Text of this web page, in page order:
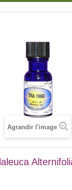
Agrandir l'image